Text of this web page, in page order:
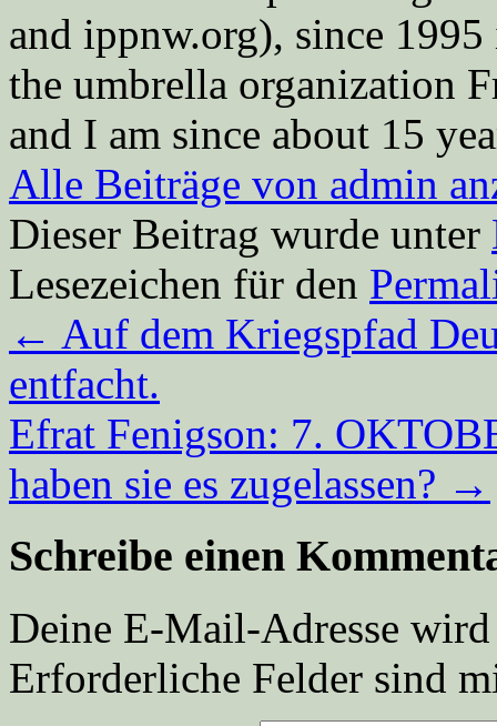
and ippnw.org), since
the umbrella organization
and I am since about 15
Alle Beiträge von admin
Dieser Beitrag wurde unter
Lesezeichen für den
← Auf dem Kriegspfad
entfacht.
Efrat Fenigson: 7.
haben sie es zugelassen? →
Schreibe einen
Deine E-Mail-Adresse
Erforderliche Felder sind